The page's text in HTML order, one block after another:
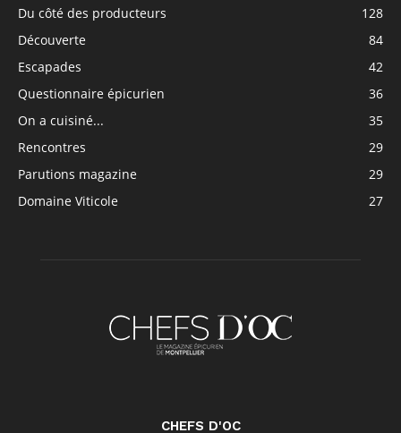
Du côté des producteurs
128
Découverte
84
Escapades
42
Questionnaire épicurien
36
On a cuisiné...
35
Rencontres
29
Parutions magazine
29
Domaine Viticole
27
CHEFS D'OC